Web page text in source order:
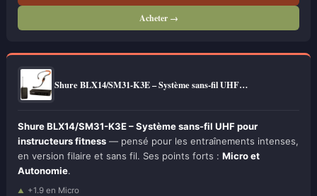
Acheter →
Shure BLX14/SM31-K3E – Système sans-fil UHF…
Shure BLX14/SM31-K3E – Système sans-fil UHF pour
instructeurs fitness — pensé pour les entraînements intenses,
en version filaire et sans fil. Ses points forts : Micro et
Autonomie.
+1.9 en Micro